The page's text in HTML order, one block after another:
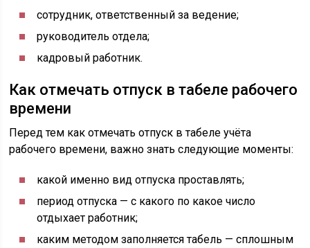
сотрудник, ответственный за ведение;
руководитель отдела;
кадровый работник.
Как отмечать отпуск в табеле рабочего
времени
Перед тем как отмечать отпуск в табеле учёта
рабочего времени, важно знать следующие моменты:
какой именно вид отпуска проставлять;
период отпуска — с какого по какое число
отдыхает работник;
каким методом заполняется табель — сплошным